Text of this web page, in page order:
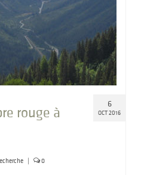
6
OCT 2016
rouge à
| 0